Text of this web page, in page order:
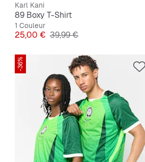
Karl Kani
89 Boxy T-Shirt
1 Couleur
Prix
25,00 € Prix original
39,99 €
-36%